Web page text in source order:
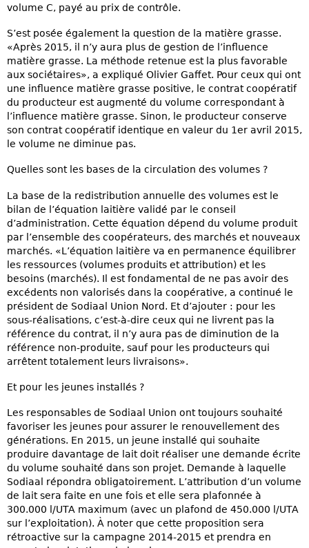
volume C, payé au prix de contrôle.
S’est posée également la question de la matière grasse.
«Après 2015, il n’y aura plus de gestion de l’influence
matière grasse. La méthode retenue est la plus favorable
aux sociétaires», a expliqué Olivier Gaffet. Pour ceux qui ont
une influence matière grasse positive, le contrat coopératif
du producteur est augmenté du volume correspondant à
l’influence matière grasse. Sinon, le producteur conserve
son contrat coopératif identique en valeur du 1er avril 2015,
le volume ne diminue pas.
Quelles sont les bases de la circulation des volumes ?
La base de la redistribution annuelle des volumes est le
bilan de l’équation laitière validé par le conseil
d’administration. Cette équation dépend du volume produit
par l’ensemble des coopérateurs, des marchés et nouveaux
marchés. «L’équation laitière va en permanence équilibrer
les ressources (volumes produits et attribution) et les
besoins (marchés). Il est fondamental de ne pas avoir des
excédents non valorisés dans la coopérative, a continué le
président de Sodiaal Union Nord. Et d’ajouter : pour les
sous-réalisations, c’est-à-dire ceux qui ne livrent pas la
référence du contrat, il n’y aura pas de diminution de la
référence non-produite, sauf pour les producteurs qui
arrêtent totalement leurs livraisons».
Et pour les jeunes installés ?
Les responsables de Sodiaal Union ont toujours souhaité
favoriser les jeunes pour assurer le renouvellement des
générations. En 2015, un jeune installé qui souhaite
produire davantage de lait doit réaliser une demande écrite
du volume souhaité dans son projet. Demande à laquelle
Sodiaal répondra obligatoirement. L’attribution d’un volume
de lait sera faite en une fois et elle sera plafonnée à
300.000 l/UTA maximum (avec un plafond de 450.000 l/UTA
sur l’exploitation). À noter que cette proposition sera
rétroactive sur la campagne 2014-2015 et prendra en